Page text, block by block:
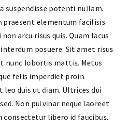
suspendisse potenti nullam.
praesent elementum facilisis
arcu risus quis. Quam lacus
posuere. Sit amet risus
nunc lobortis mattis. Metus
felis imperdiet proin
leo duis ut diam. Ultrices dui
Non pulvinar neque laoreet
consectetur libero id faucibus.